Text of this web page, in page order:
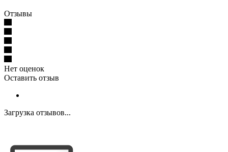
Отзывы
Нет оценок
Оставить отзыв
Загрузка отзывов...